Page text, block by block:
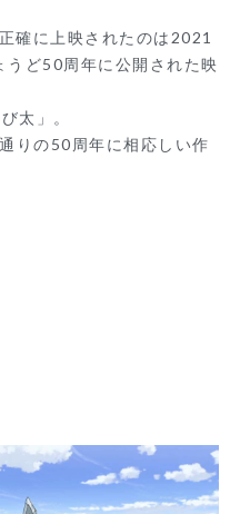
確に上映されたのは2021
ど50周年に公開された映
太」。
りの50周年に相応しい作